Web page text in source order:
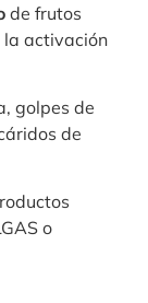
de frutos
la activación
golpes de
de
o